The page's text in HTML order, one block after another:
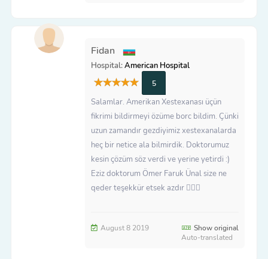
Fidan
Hospital:American Hospital
5
Salamlar. Amerikan Xestexanası üçün
fikrimi bildirmeyi özüme borc bildim. Çünki
uzun zamandır gezdiyimiz xestexanalarda
heç bir netice ala bilmirdik. Doktorumuz
kesin çözüm söz verdi ve yerine yetirdi :)
Eziz doktorum Ömer Faruk Ünal size ne
qeder teşekkür etsek azdır 🙇🏻‍♀️
August 8 2019
Show original
Auto-translated